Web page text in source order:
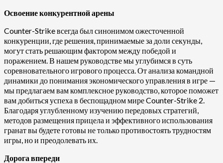
Освоение конкурентной арены
Counter-Strike всегда был синонимом ожесточенной
конкуренции, где решения, принимаемые за доли секунды,
могут стать решающим фактором между победой и
поражением. В нашем руководстве мы углубимся в суть
соревновательного игрового процесса. От анализа командной
динамики до понимания экономического управления в игре —
мы предлагаем вам комплексное руководство, которое поможет
вам добиться успеха в беспощадном мире Counter-Strike 2.
Благодаря углубленному изучению передовых стратегий,
методов размещения прицела и эффективного использования
гранат вы будете готовы не только противостоять трудностям
игры, но и преодолевать их.
Дорога впереди